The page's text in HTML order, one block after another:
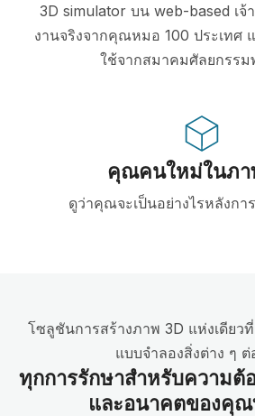
3D simulator บน web-based เจ้
งานจริงจากคุณหมอ 100 ประเทศ
ใช้จากสมาคมศัลยกรรม
คุณคนใหม่ในภา
ดูว่าคุณจะเป็นอย่างไรหลังกา
โซลูชันการสร้างภาพ 3D แห่งเดียว
แบบจำลองสิ่งต่าง ๆ ต่
ทุกการรักษาสำหรับความต้
และอนาคตของคุ